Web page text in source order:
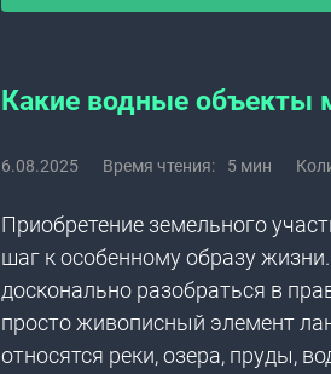
Какие водные объекты
6.08.2025 Время чтения: 5 мин
Приобретение земельного
шаг к особенному образу
досконально разобраться в
просто живописный элемент
относятся реки, озера, пруды,